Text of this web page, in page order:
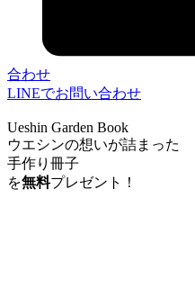
合わせ
LINEでお問い合わせ
Ueshin Garden Book
ウエシンの想いが詰まった
手作り冊子
を無料プレゼント！